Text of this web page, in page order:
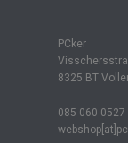
PCker
8325 BT
085 060 0527